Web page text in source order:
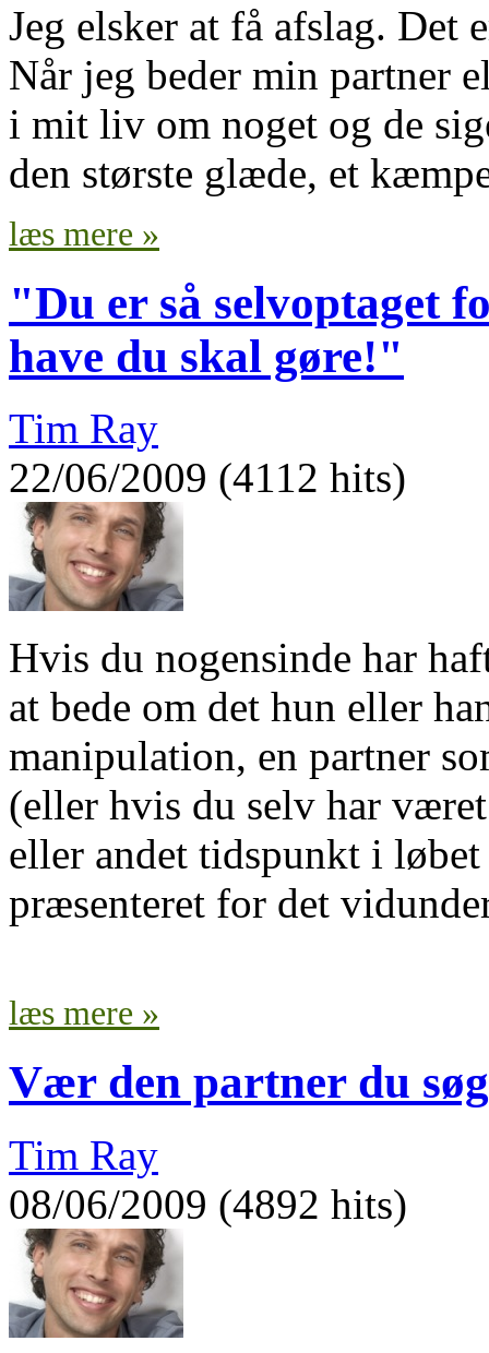
Jeg elsker at få afslag. Det
Når jeg beder min partner
i mit liv om noget og de
den største glæde, et
læs mere »
"Du er så selvoptaget
have du skal gøre!"
Tim Ray
22/06/2009 (4112 hits)
Hvis du nogensinde har
at bede om det hun eller
manipulation, en partner
(eller hvis du selv har
eller andet tidspunkt i
præsenteret for det
læs mere »
Vær den partner du
Tim Ray
08/06/2009 (4892 hits)